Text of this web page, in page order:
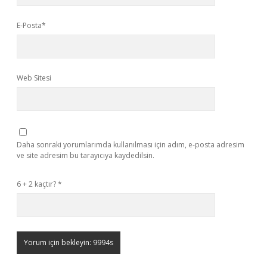
E-Posta*
Web Sitesi
Daha sonraki yorumlarımda kullanılması için adım, e-posta adresim
ve site adresim bu tarayıcıya kaydedilsin.
6 + 2 kaçtır?*